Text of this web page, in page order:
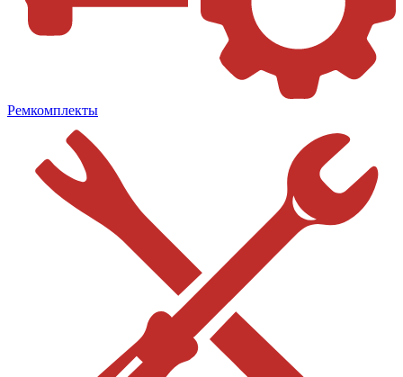
Ремкомплекты